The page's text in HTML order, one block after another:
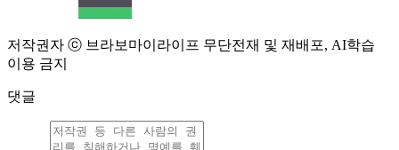
저작권자 ⓒ 브라보마이라이프 무단전재 및 재배포, AI학습
이용 금지
댓글